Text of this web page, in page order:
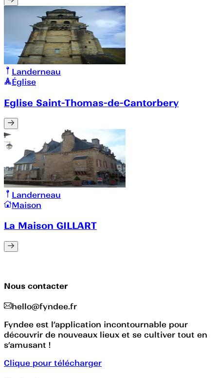
Landerneau
Église
Eglise Saint-Thomas-de-Cantorbery
Landerneau
Maison
La Maison GILLART
Nous contacter
hello@fyndee.fr
Fyndee est l’application incontournable pour
découvrir de nouveaux lieux et se cultiver tout en
s’amusant !
Clique pour télécharger